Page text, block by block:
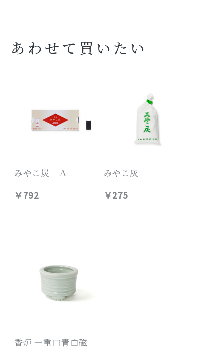
あわせて買いたい
みやこ炭 Ａ
￥792
みやこ灰
￥275
香炉 一重口青白磁